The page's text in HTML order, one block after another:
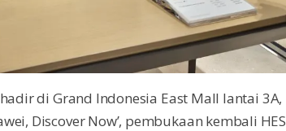
di Grand Indonesia East Mall lantai 3A,
Discover Now’, pembukaan kembali HES